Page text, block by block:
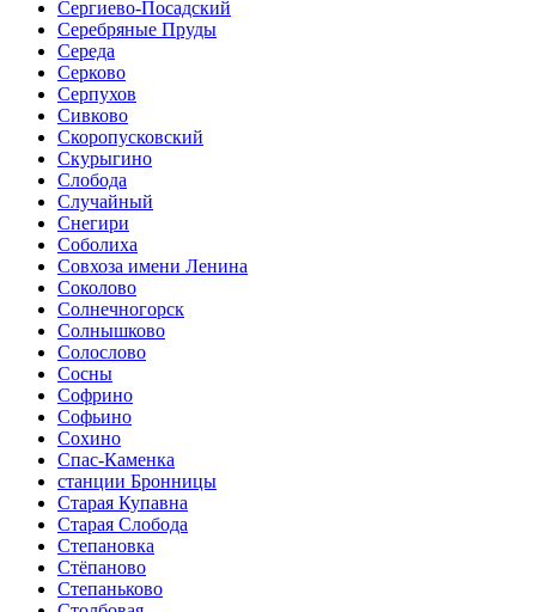
Сергиево-Посадский
Серебряные Пруды
Середа
Серково
Серпухов
Сивково
Скоропусковский
Скурыгино
Слобода
Случайный
Снегири
Соболиха
Совхоза имени Ленина
Соколово
Солнечногорск
Солнышково
Солослово
Сосны
Софрино
Софьино
Сохино
Спас-Каменка
станции Бронницы
Старая Купавна
Старая Слобода
Степановка
Стёпаново
Степаньково